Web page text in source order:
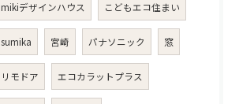
mikiデザインハウス こどもエコ住まい
sumika 宮崎 パナソニック 窓
リモドア エコカラットプラス